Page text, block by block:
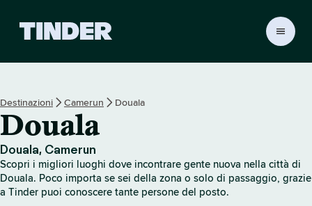
i
d
e
r
Destinazioni Camerun Douala
Douala
Douala, Camerun
Scopri i migliori luoghi dove incontrare gente nuova nella città di
Douala. Poco importa se sei della zona o solo di passaggio, grazie
a Tinder puoi conoscere tante persone del posto.